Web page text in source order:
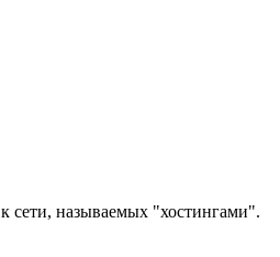
сети, называемых "хостингами".